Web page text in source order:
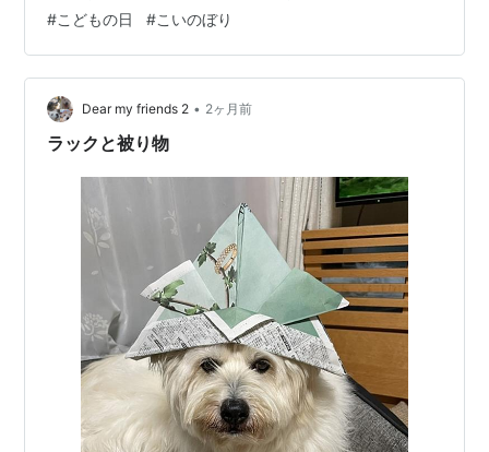
に行ったら断られた(笑) そういえばこどもの日は昨日だ
ったのにこいのぼりと撮るの忘れてたね🎏 並んで撮影な
んてできるのかなおとなになるなんてゆっくりでいいの
だけれどいうこと聞いてくれるといいのだけれどって焦
る気持ちもあるのも確か Chester’s…
#こどもの日 #こいのぼり
Dear my friends 2 • 2ヶ月前
ラックと被り物